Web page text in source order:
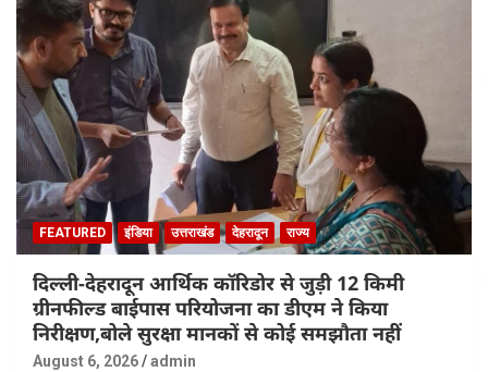
FEATURED इंडिया उत्तराखंड देहरादून राज्य
दिल्ली-देहरादून आर्थिक कॉरिडोर से जुड़ी 12 किमी
ग्रीनफील्ड बाईपास परियोजना का डीएम ने किया
निरीक्षण,बोले सुरक्षा मानकों से कोई समझौता नहीं
August 6, 2026 admin